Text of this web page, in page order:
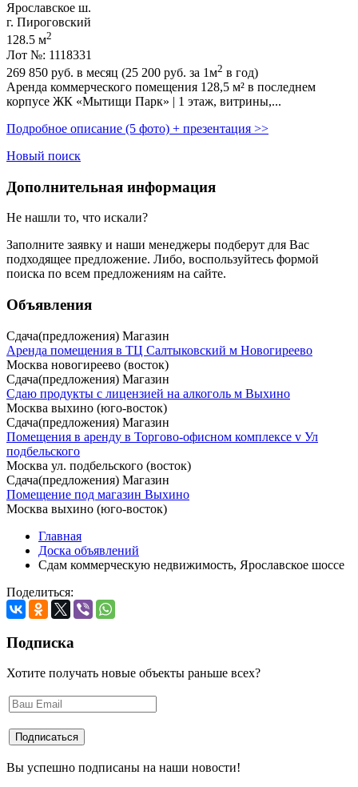
Ярославское ш.
г. Пироговский
128.5 м2
Лот №: 1118331
269 850 руб. в месяц (25 200 руб. за 1м2 в год)
Аренда коммерческого помещения 128,­5 м² в последнем
корпусе ЖК «Мытищи Парк» | 1 этаж,­ витрины,­...
Подробное описание (5 фото) + презентация >>
Новый поиск
Дополнительная информация
Не нашли то, что искали?
Заполните заявку и наши менеджеры подберут для Вас
подходящее предложение. Либо, воспользуйтесь формой
поиска по всем предложениям на сайте.
Объявления
Сдача(предложения) Магазин
Аренда помещения в ТЦ Салтыковский м Новогиреево
Москва новогиреево (восток)
Сдача(предложения) Магазин
Сдаю продукты с лицензией на алкоголь м Выхино
Москва выхино (юго-восток)
Сдача(предложения) Магазин
Помещения в аренду в Торгово-офисном комплексе v Ул
подбельского
Москва ул. подбельского (восток)
Сдача(предложения) Магазин
Помещение под магазин Выхино
Москва выхино (юго-восток)
Главная
Доска объявлений
Сдам коммерческую недвижимость, Ярославское шоссе
Поделиться:
Подписка
Хотите получать новые объекты раньше всех?
Вы успешно подписаны на наши новости!